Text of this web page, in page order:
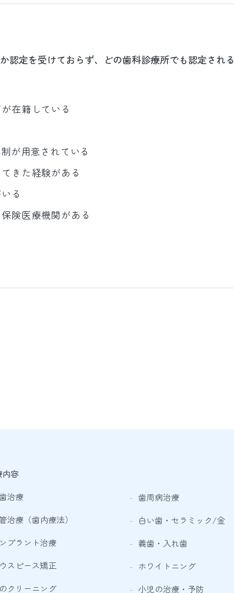
認定を受けておらず、どの歯科診療所でも認定される
在籍している
が用意されている
きた経験がある
る
険医療機関がある
内容
治療
治療（歯内療法）
プラント治療
スピース矯正
クリーニング
歯周病治療
白い歯・セラミック/金
義歯・入れ歯
ホワイトニング
小児の治療・予防